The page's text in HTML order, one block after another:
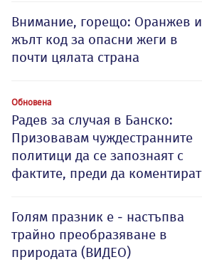
Внимание, горещо: Оранжев и
жълт код за опасни жеги в
почти цялата страна
Обновена
Радев за случая в Банско:
Призовавам чуждестранните
политици да се запознаят с
фактите, преди да коментират
Голям празник е - настъпва
трайно преобразяване в
природата (ВИДЕО)